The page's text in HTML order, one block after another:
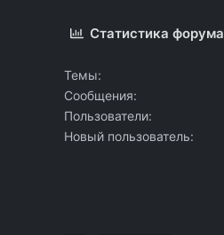
Статистика форума
Темы
Сообщения
Пользователи
Новый пользователь